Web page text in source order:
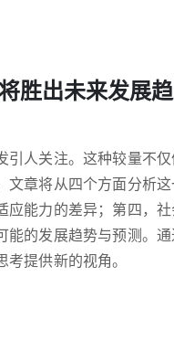
胜出未来发展
人关注。这种较量不
章将从四个方面分析
能力的差异；第四，
的发展趋势与预测。
提供新的视角。